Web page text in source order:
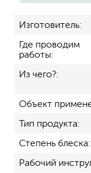
Изготовитель
Где проводим
работы
Из чего?
Объект
Тип продукта
Степень блеска
Рабочий